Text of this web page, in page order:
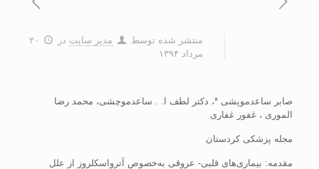
منتشر شده توسط مدیر سایت در
۲۰
مرداد ۱۳۹۴
صابر ساعدموپشی *، دکتر لطف ا. . ساعدموچشی، محمد رضا
الموری ، غفور غفاری
مجله پزشکی کردستان
مقدمه: بيماری‌های قلبی- عروقی به‌خصوص آترواسکلروز از علل